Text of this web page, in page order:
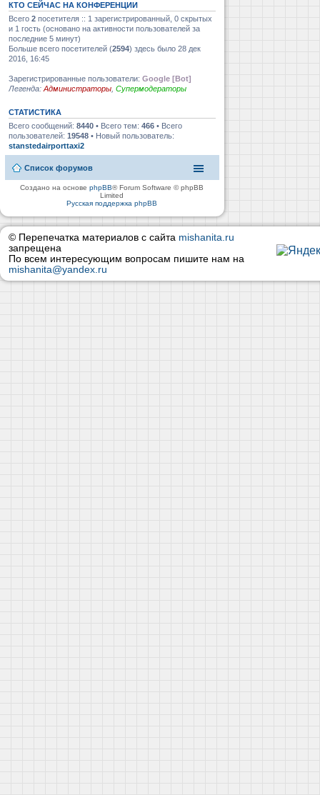
КТО СЕЙЧАС НА КОНФЕРЕНЦИИ
Всего 2 посетителя :: 1 зарегистрированный, 0 скрытых
и 1 гость (основано на активности пользователей за
последние 5 минут)
Больше всего посетителей (2594) здесь было 28 дек
2016, 16:45
Зарегистрированные пользователи: Google [Bot]
Легенда: Администраторы Супермодераторы
СТАТИСТИКА
Всего сообщений: 8440 • Всего тем: 466 • Всего
пользователей: 19548 • Новый пользователь:
stanstedairporttaxi2
Список форумов
Создано на основеphpBB® Forum Software © phpBB
Limited
Русская поддержка phpBB
© Перепечатка материалов с сайта mishanita.ru
запрещена
По всем интересующим вопросам пишите нам на
mishanita@yandex.ru